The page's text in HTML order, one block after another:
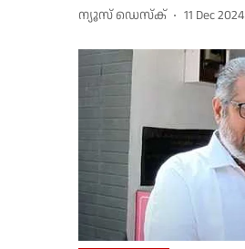
ന്യൂസ് ഡെസ്ക് 11 Dec 2024